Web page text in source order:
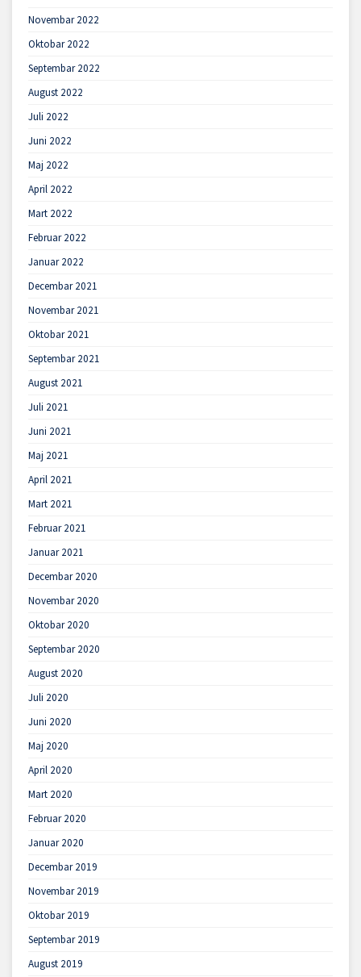
Novembar 2022
Oktobar 2022
Septembar 2022
August 2022
Juli 2022
Juni 2022
Maj 2022
April 2022
Mart 2022
Februar 2022
Januar 2022
Decembar 2021
Novembar 2021
Oktobar 2021
Septembar 2021
August 2021
Juli 2021
Juni 2021
Maj 2021
April 2021
Mart 2021
Februar 2021
Januar 2021
Decembar 2020
Novembar 2020
Oktobar 2020
Septembar 2020
August 2020
Juli 2020
Juni 2020
Maj 2020
April 2020
Mart 2020
Februar 2020
Januar 2020
Decembar 2019
Novembar 2019
Oktobar 2019
Septembar 2019
August 2019